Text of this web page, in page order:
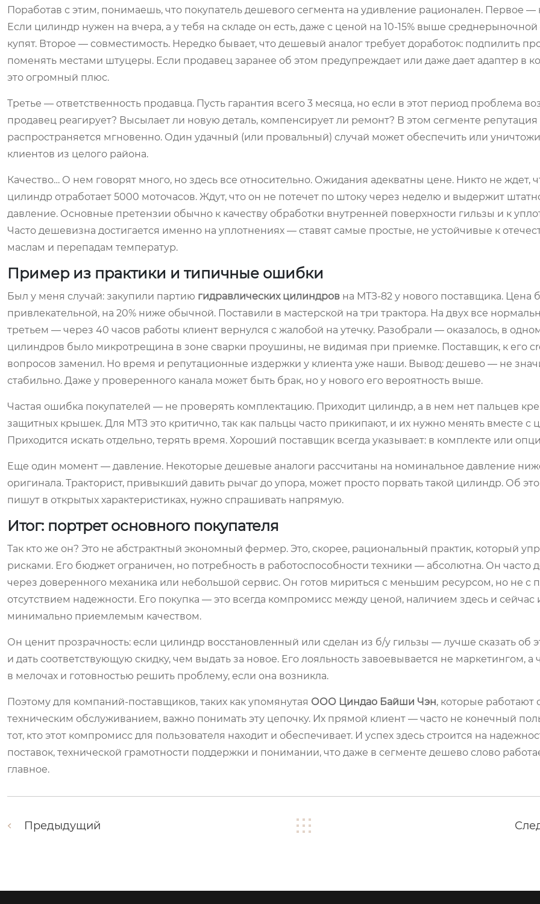
Поработав с этим, понимаешь, что покупатель дешевого сегмента на удивление рационален. Первое —
Если цилиндр нужен на вчера, а у тебя на складе он есть, даже с ценой на 10-15% выше
купят. Второе — совместимость. Нередко бывает, что дешевый аналог требует доработок: подпилить
поменять местами штуцеры. Если продавец заранее об этом предупреждает или даже дает адаптер в
это огромный плюс.
Третье — ответственность продавца. Пусть гарантия всего 3 месяца, но если в этот период проблема
продавец реагирует? Высылает ли новую деталь, компенсирует ли ремонт? В этом сегменте репутация
распространяется мгновенно. Один удачный (или провальный) случай может обеспечить или
клиентов из целого района.
Качество… О нем говорят много, но здесь все относительно. Ожидания адекватны цене. Никто не ждет,
цилиндр отработает 5000 моточасов. Ждут, что он не потечет по штоку через неделю и выдержит
давление. Основные претензии обычно к качеству обработки внутренней поверхности гильзы и к
Часто дешевизна достигается именно на уплотнениях — ставят самые простые, не устойчивые к
маслам и перепадам температур.
Пример из практики и типичные ошибки
Был у меня случай: закупили партию гидравлических цилиндров на МТЗ-82 у нового поставщика. Цена
привлекательной, на 20% ниже обычной. Поставили в мастерской на три трактора. На двух все
третьем — через 40 часов работы клиент вернулся с жалобой на утечку. Разобрали — оказалось, в
цилиндров было микротрещина в зоне сварки проушины, не видимая при приемке. Поставщик, к его
вопросов заменил. Но время и репутационные издержки у клиента уже наши. Вывод: дешево — не
стабильно. Даже у проверенного канала может быть брак, но у нового его вероятность выше.
Частая ошибка покупателей — не проверять комплектацию. Приходит цилиндр, а в нем нет пальцев
защитных крышек. Для МТЗ это критично, так как пальцы часто прикипают, и их нужно менять вместе с
Приходится искать отдельно, терять время. Хороший поставщик всегда указывает: в комплекте или
Еще один момент — давление. Некоторые дешевые аналоги рассчитаны на номинальное давление
оригинала. Тракторист, привыкший давить рычаг до упора, может просто порвать такой цилиндр. Об
пишут в открытых характеристиках, нужно спрашивать напрямую.
Итог: портрет основного покупателя
Так кто же он? Это не абстрактный экономный фермер. Это, скорее, рациональный практик, который
рисками. Его бюджет ограничен, но потребность в работоспособности техники — абсолютна. Он часто
через доверенного механика или небольшой сервис. Он готов мириться с меньшим ресурсом, но не с
отсутствием надежности. Его покупка — это всегда компромисс между ценой, наличием здесь и сейчас
минимально приемлемым качеством.
Он ценит прозрачность: если цилиндр восстановленный или сделан из б/у гильзы — лучше сказать об
и дать соответствующую скидку, чем выдать за новое. Его лояльность завоевывается не маркетингом, а
в мелочах и готовностью решить проблему, если она возникла.
Поэтому для компаний-поставщиков, таких как упомянутая ООО Циндао Байши Чэн, которые работают
техническим обслуживанием, важно понимать эту цепочку. Их прямой клиент — часто не конечный
тот, кто этот компромисс для пользователя находит и обеспечивает. И успех здесь строится на
поставок, технической грамотности поддержки и понимании, что даже в сегменте дешево слово
главное.
Предыдущий